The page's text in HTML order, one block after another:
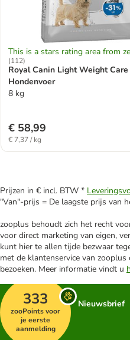
This is a stars rating area from
(112)
Royal Canin Light Weight
Hondenvoer
8 kg
€ 58,99
€ 7,37 / kg
Prijzen in € incl. BTW *
"Van"-prijs = De laagste prijs van
zooplus behoudt zich het recht
voor direct marketing van eigen,
kunt hier te allen tijde bezwaar
met de klantenservice van
bezoeken. Meer informatie vindt u
333
zooPoints voor
je eerste
aanmelding
Nieuwsbrief